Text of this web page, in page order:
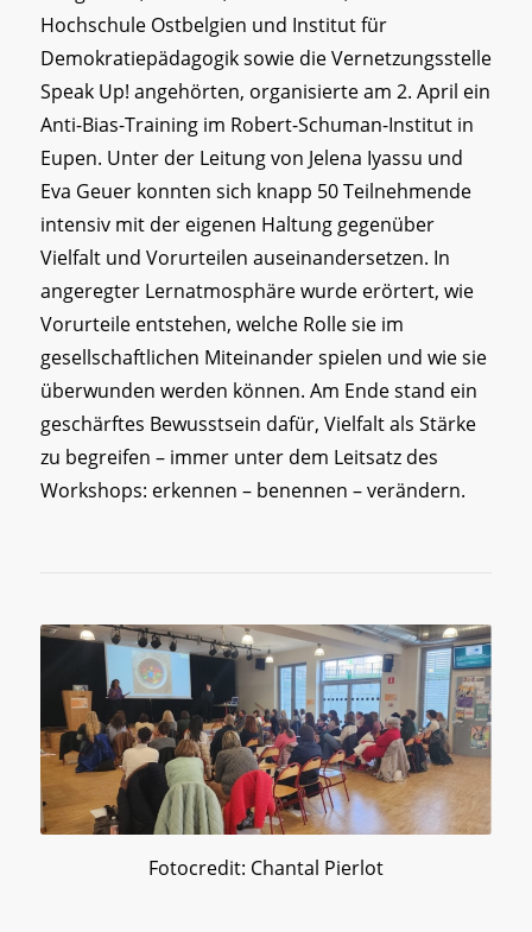
Hochschule Ostbelgien und Institut für
Demokratiepädagogik sowie die Vernetzungsstelle
Speak Up! angehörten, organisierte am 2. April ein
Anti-Bias-Training im Robert-Schuman-Institut in
Eupen. Unter der Leitung von Jelena Iyassu und
Eva Geuer konnten sich knapp 50 Teilnehmende
intensiv mit der eigenen Haltung gegenüber
Vielfalt und Vorurteilen auseinandersetzen. In
angeregter Lernatmosphäre wurde erörtert, wie
Vorurteile entstehen, welche Rolle sie im
gesellschaftlichen Miteinander spielen und wie sie
überwunden werden können. Am Ende stand ein
geschärftes Bewusstsein dafür, Vielfalt als Stärke
zu begreifen – immer unter dem Leitsatz des
Workshops: erkennen – benennen – verändern.
Fotocredit: Chantal Pierlot